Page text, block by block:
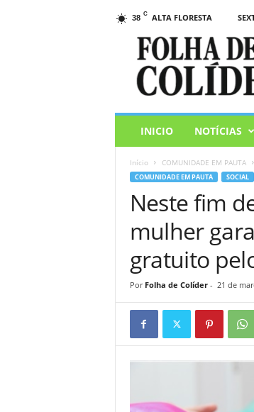
38 C ALTA FLORESTA
INICIO NOTÍCIAS
Início COMUNIDADE EM PAUTA
COMUNIDADE EM PAUTA SOCIAL
Neste fim
mulher
gratuito
Por Folha de Colíder- 21 de